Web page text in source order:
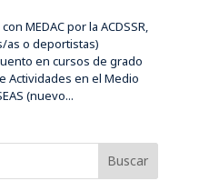
MEDAC por la ACDSSR,
as o deportistas)
en cursos de grado
Actividades en el Medio
(nuevo...